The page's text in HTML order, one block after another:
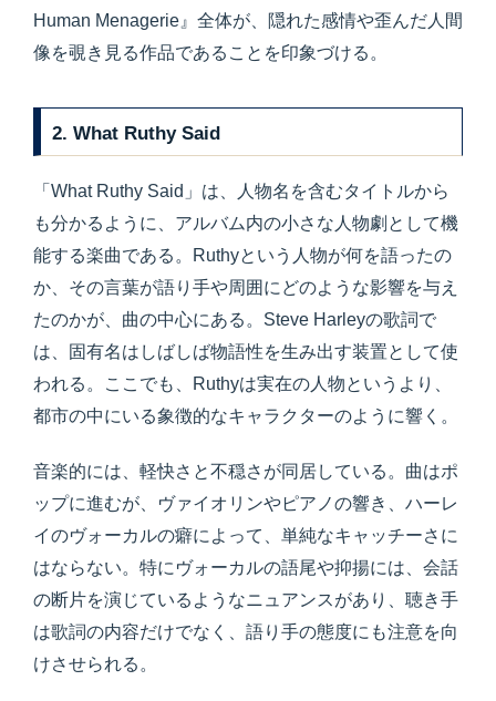
Human Menagerie』全体が、隠れた感情や歪んだ人間
像を覗き見る作品であることを印象づける。
2. What Ruthy Said
「What Ruthy Said」は、人物名を含むタイトルから
も分かるように、アルバム内の小さな人物劇として機
能する楽曲である。Ruthyという人物が何を語ったの
か、その言葉が語り手や周囲にどのような影響を与え
たのかが、曲の中心にある。Steve Harleyの歌詞で
は、固有名はしばしば物語性を生み出す装置として使
われる。ここでも、Ruthyは実在の人物というより、
都市の中にいる象徴的なキャラクターのように響く。
音楽的には、軽快さと不穏さが同居している。曲はポ
ップに進むが、ヴァイオリンやピアノの響き、ハーレ
イのヴォーカルの癖によって、単純なキャッチーさに
はならない。特にヴォーカルの語尾や抑揚には、会話
の断片を演じているようなニュアンスがあり、聴き手
は歌詞の内容だけでなく、語り手の態度にも注意を向
けさせられる。